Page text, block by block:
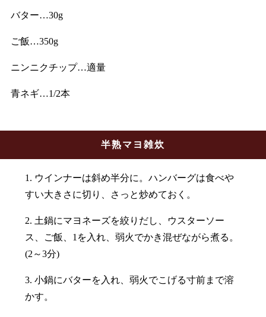
バター…30g
ご飯…350g
ニンニクチップ…適量
青ネギ…1/2本
半熟マヨ雑炊
1. ウインナーは斜め半分に。ハンバーグは食べや
すい大きさに切り、さっと炒めておく。
2. 土鍋にマヨネーズを絞りだし、ウスターソー
ス、ご飯、1を入れ、弱火でかき混ぜながら煮る。
(2～3分)
3. 小鍋にバターを入れ、弱火でこげる寸前まで溶
かす。